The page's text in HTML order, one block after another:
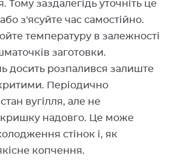
Тому заздалегідь уточніть це
з'ясуйте час самостійно.
температуру в залежності
заготовки.
досить розпалився залиште
Періодично
вугілля, але не
кришку надовго. Це може
стінок і, як
копчення.